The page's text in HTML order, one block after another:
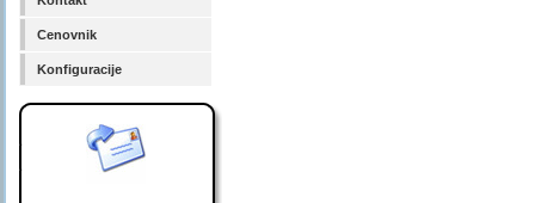
Cenovnik
Konfiguracije